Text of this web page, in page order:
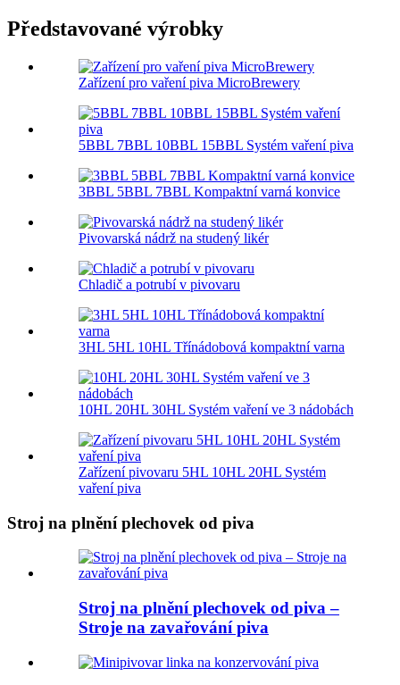
Představované výrobky
Zařízení pro vaření piva MicroBrewery
5BBL 7BBL 10BBL 15BBL Systém vaření piva
3BBL 5BBL 7BBL Kompaktní varná konvice
Pivovarská nádrž na studený likér
Chladič a potrubí v pivovaru
3HL 5HL 10HL Třínádobová kompaktní varna
10HL 20HL 30HL Systém vaření ve 3 nádobách
Zařízení pivovaru 5HL 10HL 20HL Systém
vaření piva
Stroj na plnění plechovek od piva
Stroj na plnění plechovek od piva –
Stroje na zavařování piva